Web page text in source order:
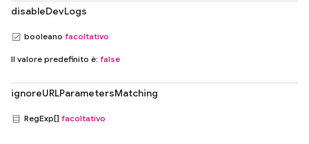
disableDevLogs
booleano facoltativo
Il valore predefinito è: false
ignoreURLParametersMatching
RegExp[] facoltativo